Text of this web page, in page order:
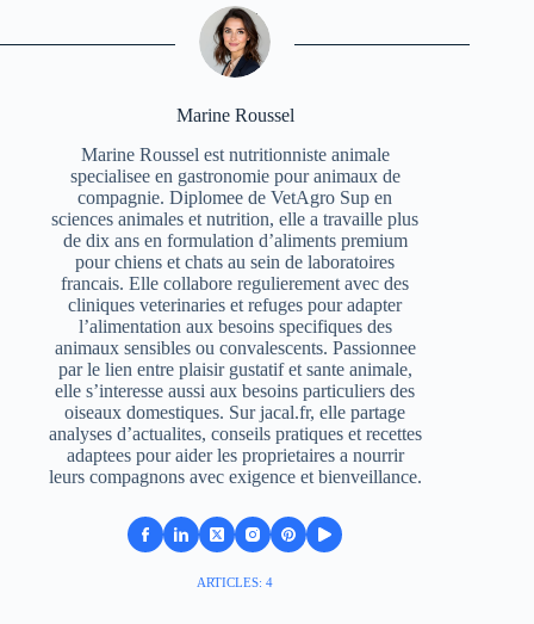
Marine Roussel
Marine Roussel est nutritionniste animale
specialisee en gastronomie pour animaux de
compagnie. Diplomee de VetAgro Sup en
sciences animales et nutrition, elle a travaille plus
de dix ans en formulation d’aliments premium
pour chiens et chats au sein de laboratoires
francais. Elle collabore regulierement avec des
cliniques veterinaries et refuges pour adapter
l’alimentation aux besoins specifiques des
animaux sensibles ou convalescents. Passionnee
par le lien entre plaisir gustatif et sante animale,
elle s’interesse aussi aux besoins particuliers des
oiseaux domestiques. Sur jacal.fr, elle partage
analyses d’actualites, conseils pratiques et recettes
adaptees pour aider les proprietaires a nourrir
leurs compagnons avec exigence et bienveillance.
ARTICLES: 4